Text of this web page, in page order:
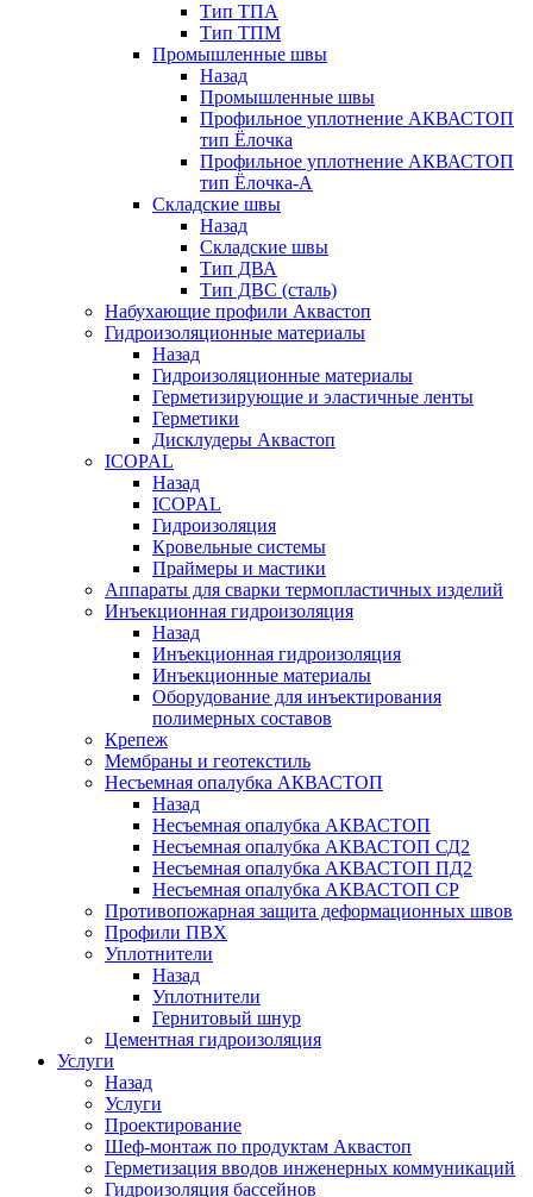
Тип ТПА
Тип ТПМ
Промышленные швы
Назад
Промышленные швы
Профильное уплотнение АКВАСТОП
тип Ёлочка
Профильное уплотнение АКВАСТОП
тип Ёлочка-А
Складские швы
Назад
Складские швы
Тип ДВА
Тип ДВС (сталь)
Набухающие профили Аквастоп
Гидроизоляционные материалы
Назад
Гидроизоляционные материалы
Герметизирующие и эластичные ленты
Герметики
Дисклудеры Аквастоп
ICOPAL
Назад
ICOPAL
Гидроизоляция
Кровельные системы
Праймеры и мастики
Аппараты для сварки термопластичных изделий
Инъекционная гидроизоляция
Назад
Инъекционная гидроизоляция
Инъекционные материалы
Оборудование для инъектирования
полимерных составов
Крепеж
Мембраны и геотекстиль
Несъемная опалубка АКВАСТОП
Назад
Несъемная опалубка АКВАСТОП
Несъемная опалубка АКВАСТОП СД2
Несъемная опалубка АКВАСТОП ПД2
Несъемная опалубка АКВАСТОП СР
Противопожарная защита деформационных швов
Профили ПВХ
Уплотнители
Назад
Уплотнители
Гернитовый шнур
Цементная гидроизоляция
Услуги
Назад
Услуги
Проектирование
Шеф-монтаж по продуктам Аквастоп
Герметизация вводов инженерных коммуникаций
Гидроизоляция бассейнов